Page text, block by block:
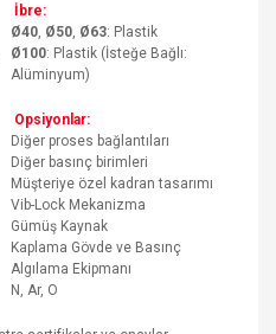
İbre:
Ø40, Ø50, Ø63: Plastik
Ø100: Plastik (İsteğe Bağlı:
Alüminyum)
Opsiyonlar:
Diğer proses bağlantıları
Diğer basınç birimleri
Müşteriye özel kadran tasarımı
Vib-Lock Mekanizma
Gümüş Kaynak
Kaplama Gövde ve Basınç
Algılama Ekipmanı
N, Ar, O